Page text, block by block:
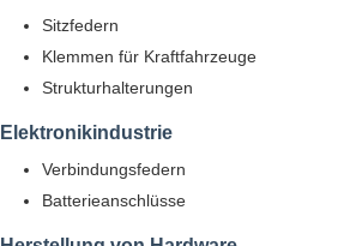
Sitzfedern
Klemmen für Kraftfahrzeuge
Strukturhalterungen
Elektronikindustrie
Verbindungsfedern
Batterieanschlüsse